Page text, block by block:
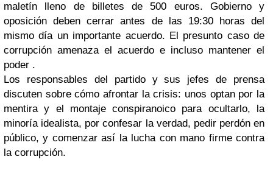
maletín lleno de billetes de 500 euros. Gobierno y
oposición deben cerrar antes de las 19:30 horas del
mismo día un importante acuerdo. El presunto caso de
corrupción amenaza el acuerdo e incluso mantener el
poder .
Los responsables del partido y sus jefes de prensa
discuten sobre cómo afrontar la crisis: unos optan por la
mentira y el montaje conspiranoico para ocultarlo, la
minoría idealista, por confesar la verdad, pedir perdón en
público, y comenzar así la lucha con mano firme contra
la corrupción.